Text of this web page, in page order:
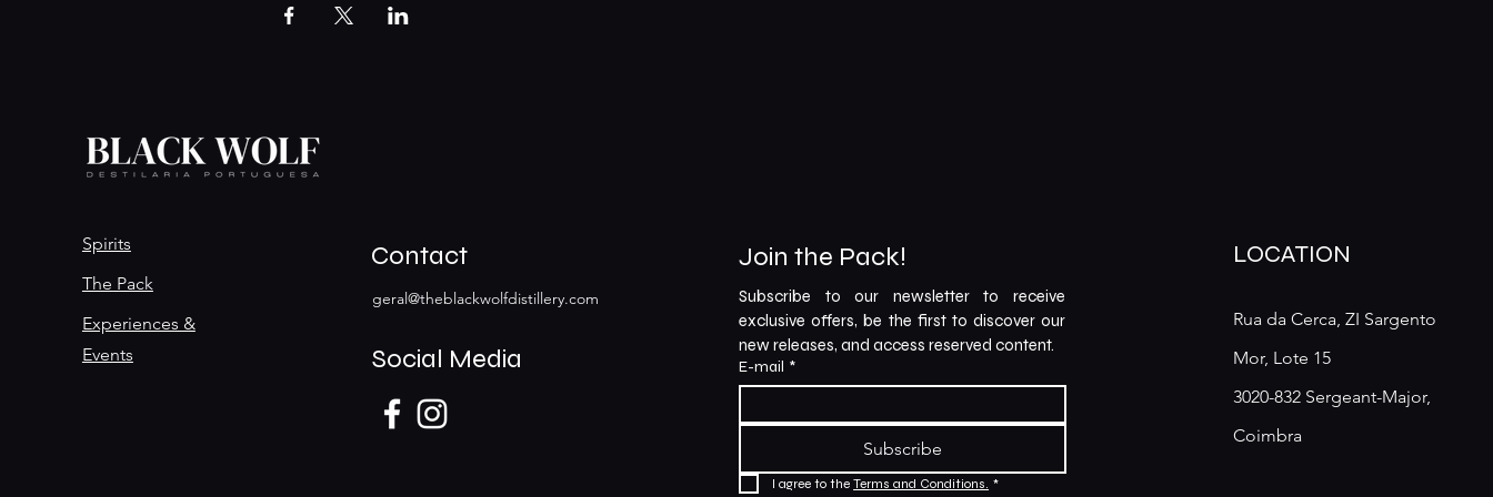
Spirits
The Pack
Experiences &
Events
Contact
geral@theblackwolfdistillery.com
Social Media
Join the Pack!
Subscribe to our newsletter to receive
exclusive offers, be the first to discover our
new releases, and access reserved content.
E-mail *
Subscribe
I agree to the Terms and Conditions. *
LOCATION
Rua da Cerca, ZI Sargento
Mor, Lote 15
3020-832 Sergeant-Major,
Coimbra